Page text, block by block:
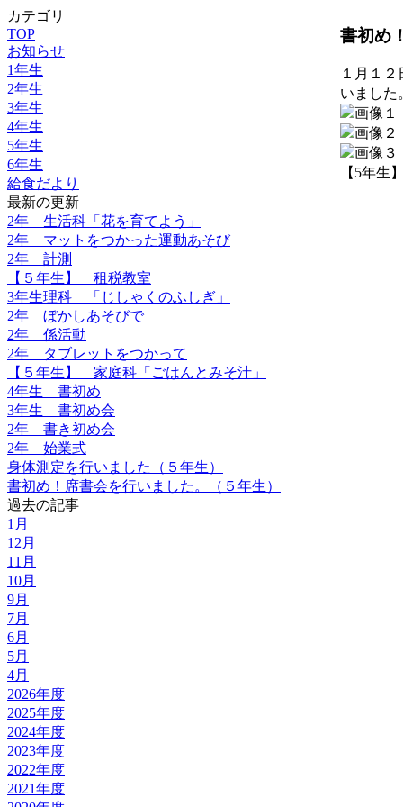
カテゴリ
TOP
お知らせ
1年生
2年生
3年生
4年生
5年生
6年生
給食だより
最新の更新
2年 生活科「花を育てよう」
2年 マットをつかった運動あそび
2年 計測
【５年生】 租税教室
3年生理科 「じしゃくのふしぎ」
2年 ぼかしあそびで
2年 係活動
2年 タブレットをつかって
【５年生】 家庭科「ごはんとみそ汁」
4年生 書初め
3年生 書初め会
2年 書き初め会
2年 始業式
身体測定を行いました（５年生）
書初め！席書会を行いました。（５年生）
過去の記事
1月
12月
11月
10月
9月
7月
6月
5月
4月
2026年度
2025年度
2024年度
2023年度
2022年度
2021年度
書初め
１月１
いました
【5年生